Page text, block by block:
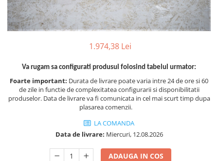
TGL
TGS
TGX
Mercedes Actros MP3
Mercedes Actros MP4, MP5
Mercedes Actros MP6
1.974,38 Lei
Va rugam sa configurati produsul folosind tabelul urmator:
Foarte important: Durata de livrare poate varia intre 24 de ore si 60
de zile in functie de complexitatea configurarii si disponibilitatii
produselor. Data de livrare va fi comunicata in cel mai scurt timp dupa
plasarea comenzii.
LA COMANDA
Data de livrare: Miercuri, 12.08.2026
ADAUGA IN COS